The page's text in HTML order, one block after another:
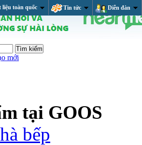
liệu toàn quốc Tin tức Diễn đàn
mới
tại GOOS
bếp